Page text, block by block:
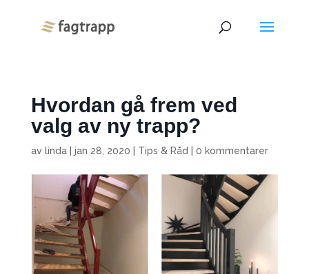
Hvordan gå frem ved
valg av ny trapp?
av linda| jan 28, 2020 Tips & Råd 0 kommentarer